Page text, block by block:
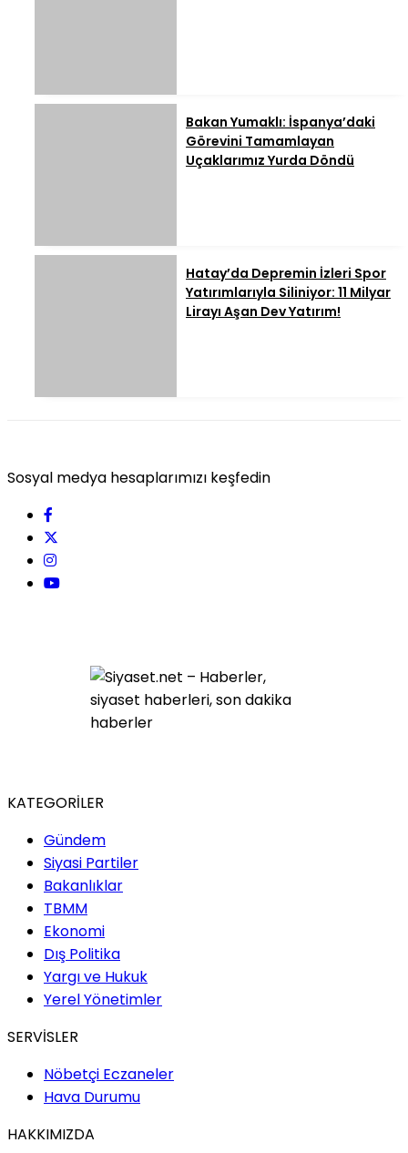
Bakan Yumaklı: İspanya’daki
Görevini Tamamlayan
Uçaklarımız Yurda Döndü
Hatay’da Depremin İzleri Spor
Yatırımlarıyla Siliniyor: 11 Milyar
Lirayı Aşan Dev Yatırım!
Sosyal medya hesaplarımızı keşfedin
KATEGORİLER
Gündem
Siyasi Partiler
Bakanlıklar
TBMM
Ekonomi
Dış Politika
Yargı ve Hukuk
Yerel Yönetimler
SERVİSLER
Nöbetçi Eczaneler
Hava Durumu
HAKKIMIZDA